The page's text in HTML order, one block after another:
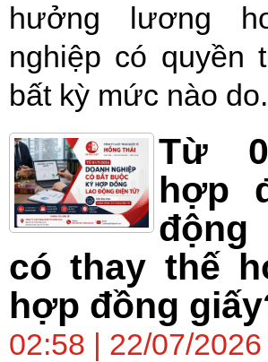
hưởng lương
nghiệp có quyền
bất kỳ mức nào
Từ
hợp
có thay thế
hợp đồng
02:58 | 22/07/2026